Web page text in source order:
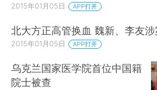
2015年01月05日 APP打开
北大方正高管换血 魏新、李友
2015年01月05日 APP打开
乌克兰国家医学院首位中国籍
院士被查